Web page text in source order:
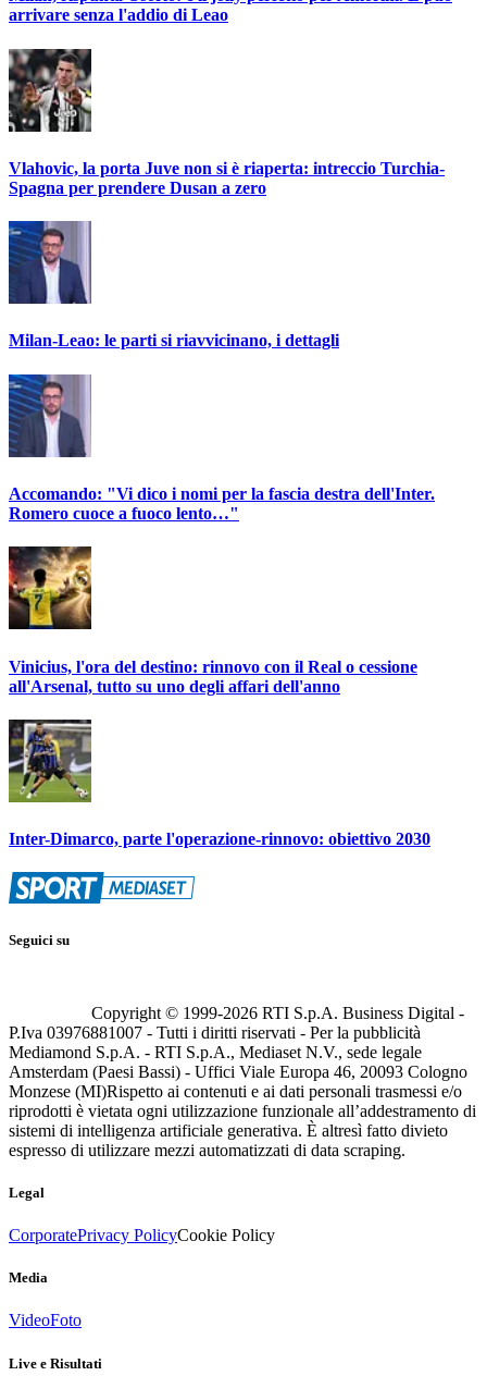
arrivare senza l'addio di Leao
Vlahovic, la porta Juve non si è riaperta: intreccio Turchia-
Spagna per prendere Dusan a zero
Milan-Leao: le parti si riavvicinano, i dettagli
Accomando: "Vi dico i nomi per la fascia destra dell'Inter.
Romero cuoce a fuoco lento…"
Vinicius, l'ora del destino: rinnovo con il Real o cessione
all'Arsenal, tutto su uno degli affari dell'anno
Inter-Dimarco, parte l'operazione-rinnovo: obiettivo 2030
Seguici su
Copyright © 1999-2026 RTI S.p.A. Business Digital -
P.Iva 03976881007 - Tutti i diritti riservati - Per la pubblicità
Mediamond S.p.A. - RTI S.p.A., Mediaset N.V., sede legale
Amsterdam (Paesi Bassi) - Uffici Viale Europa 46, 20093 Cologno
Monzese (MI)Rispetto ai contenuti e ai dati personali trasmessi e/o
riprodotti è vietata ogni utilizzazione funzionale all’addestramento di
sistemi di intelligenza artificiale generativa. È altresì fatto divieto
espresso di utilizzare mezzi automatizzati di data scraping.
Legal
CorporatePrivacy PolicyCookie Policy
Media
VideoFoto
Live e Risultati